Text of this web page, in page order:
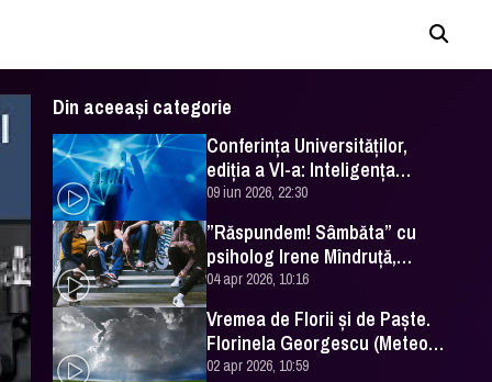
Din aceeași categorie
Conferința Universităților,
ediția a VI-a: Inteligența
artificială în Educație- soluție
sau problemă?
09 iun 2026, 22:30
”Răspundem! Sâmbăta” cu
psiholog Irene Mîndruță,
despre adolescență
04 apr 2026, 10:16
Vremea de Florii și de Paște.
Florinela Georgescu (Meteo
România) a făcut prognoza
02 apr 2026, 10:59